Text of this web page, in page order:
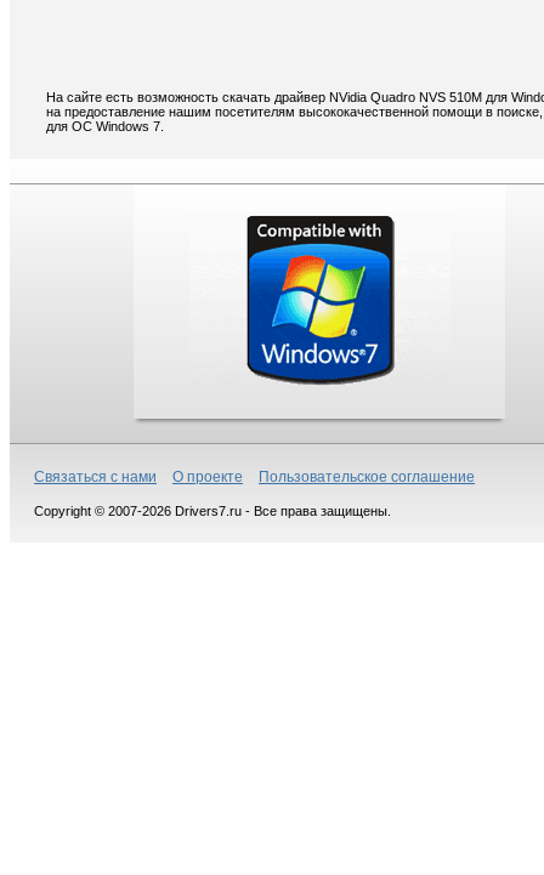
На сайте есть возможность скачать драйвер NVidia Quadro NVS 510M для
на предоставление нашим посетителям высококачественной помощи в
для ОС Windows 7.
Связаться с нами О проекте Пользовательское соглашение
Copyright © 2007-2026 Drivers7.ru - Все права защищены.